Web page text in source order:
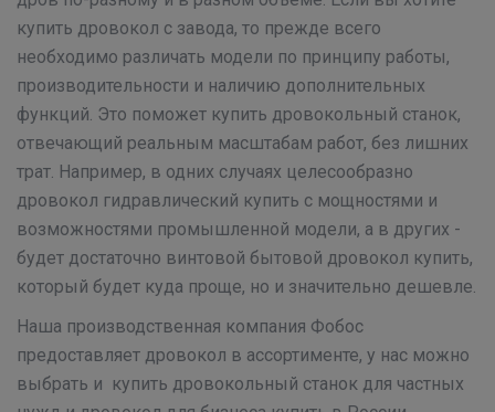
купить дровокол с завода, то прежде всего
необходимо различать модели по принципу работы,
производительности и наличию дополнительных
функций. Это поможет купить дровокольный станок,
отвечающий реальным масштабам работ, без лишних
трат. Например, в одних случаях целесообразно
дровокол гидравлический купить с мощностями и
возможностями промышленной модели, а в других -
будет достаточно винтовой бытовой дровокол купить,
который будет куда проще, но и значительно дешевле.
Наша производственная компания Фобос
предоставляет дровокол в ассортименте, у нас можно
выбрать и купить дровокольный станок для частных